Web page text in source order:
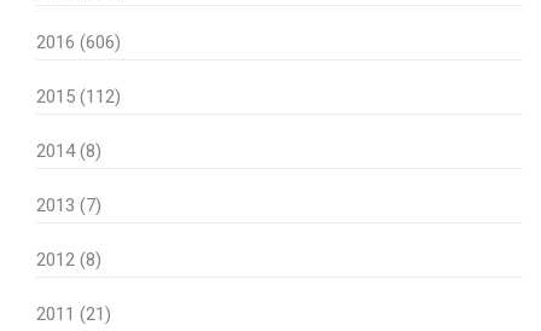
2016 (606)
2015 (112)
2014 (8)
2013 (7)
2012 (8)
2011 (21)